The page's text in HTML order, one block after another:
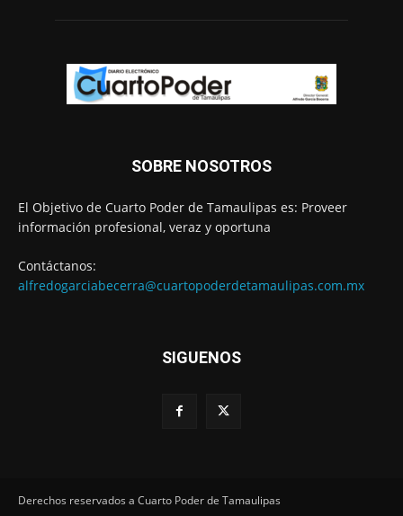
SOBRE NOSOTROS
El Objetivo de Cuarto Poder de Tamaulipas es: Proveer
información profesional, veraz y oportuna
Contáctanos:
alfredogarciabecerra@cuartopoderdetamaulipas.com.mx
SIGUENOS
Derechos reservados a Cuarto Poder de Tamaulipas